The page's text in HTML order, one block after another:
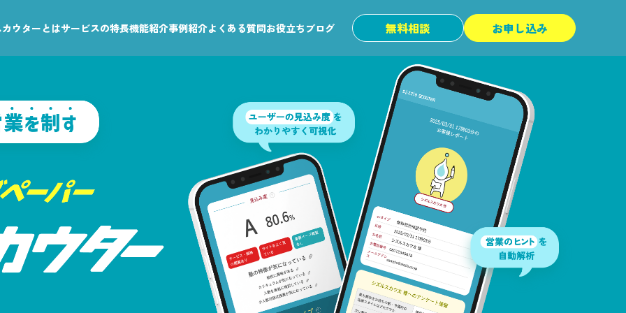
ウターとはサービスの特長機能紹介事例紹介よくある質問お役立ちブログ 無料相談 お申し込み